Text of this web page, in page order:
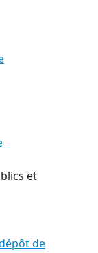
et
de